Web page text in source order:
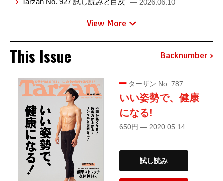
— 2026.06.10
View More
This Issue Backnumber
ターザン No. 787
いい姿勢で、健康
になる!
650円 — 2020.05.14
試し読み